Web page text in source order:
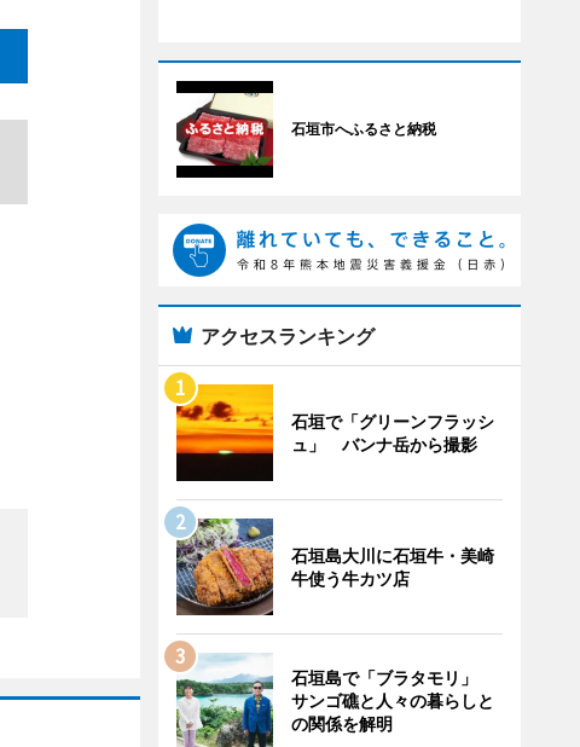
石垣市へふるさと納税
アクセスランキング
石垣で「グリーンフラッシ
ュ」 バンナ岳から撮影
石垣島大川に石垣牛・美崎
牛使う牛カツ店
石垣島で「ブラタモリ」
サンゴ礁と人々の暮らしと
の関係を解明